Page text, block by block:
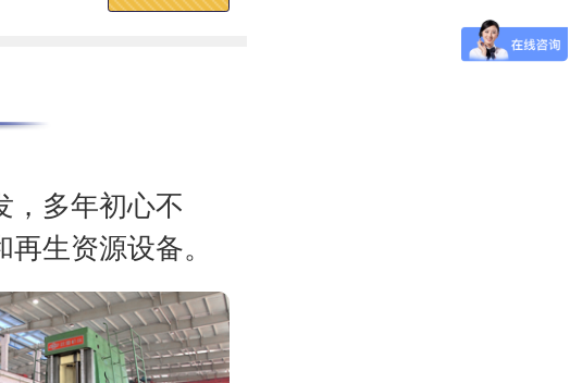
，多年初心不
生资源设备。